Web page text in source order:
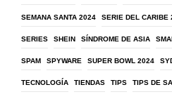
SEMANA SANTA 2024 SERIE DEL CARIBE
SERIES SHEIN SÍNDROME DE ASIA
SPAM SPYWARE SUPER BOWL 2024
TECNOLOGÍA TIENDAS TIPS TIPS DE